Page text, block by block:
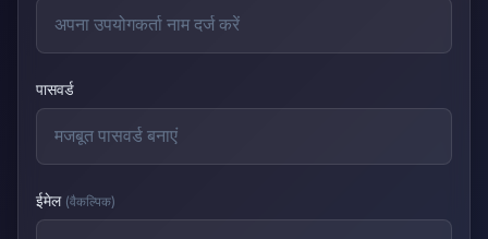
पासवर्ड
ईमेल (वैकल्पिक)